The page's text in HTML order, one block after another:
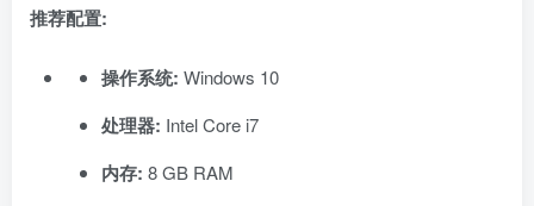
推荐配置:
操作系统: Windows 10
处理器: Intel Core i7
内存: 8 GB RAM